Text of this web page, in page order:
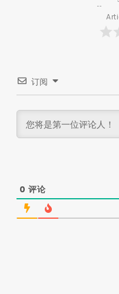
订阅
0 评论